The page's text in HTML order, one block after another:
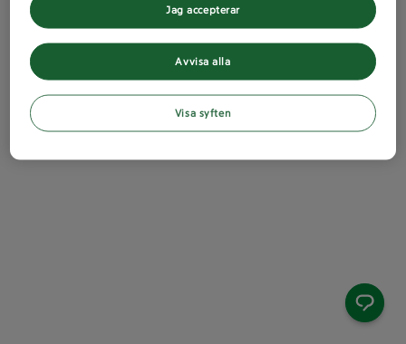
Avvisa alla
Jag accepterar
Visa syften